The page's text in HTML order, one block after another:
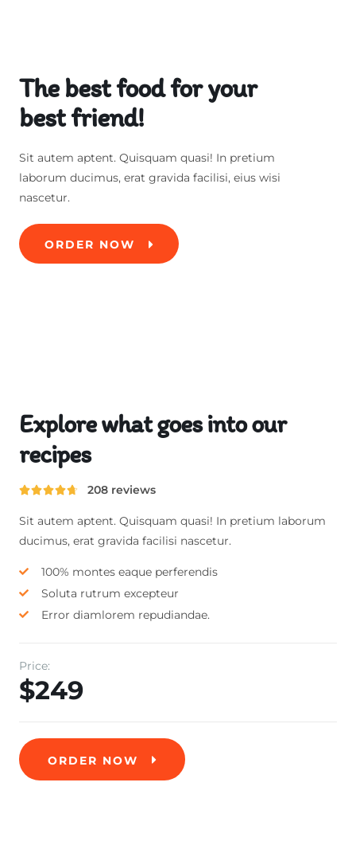
The best food for your
best friend!
Sit autem aptent. Quisquam quasi! In pretium
laborum ducimus, erat gravida facilisi, eius wisi
nascetur.
ORDER NOW
Explore what goes into our
recipes
 208 reviews
Sit autem aptent. Quisquam quasi! In pretium laborum
ducimus, erat gravida facilisi nascetur.
100% montes eaque perferendis
Soluta rutrum excepteur
Error diamlorem repudiandae.
Price:
$249
ORDER NOW